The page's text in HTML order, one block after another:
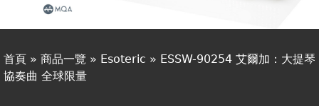
視聽專欄
購物須知
您
首頁 » 商品一覽 » Esoteric » ESSW-90254 艾爾加：大提琴
協奏曲 全球限量